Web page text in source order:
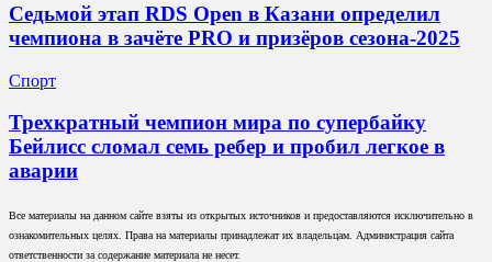
Седьмой этап RDS Open в Казани определил
чемпиона в зачёте PRO и призёров сезона-2025
Спорт
Трехкратный чемпион мира по супербайку
Бейлисс сломал семь ребер и пробил легкое в
аварии
Все материалы на данном сайте взяты из открытых источников и предоставляются исключительно в
ознакомительных целях. Права на материалы принадлежат их владельцам. Администрация сайта
ответственности за содержание материала не несет.